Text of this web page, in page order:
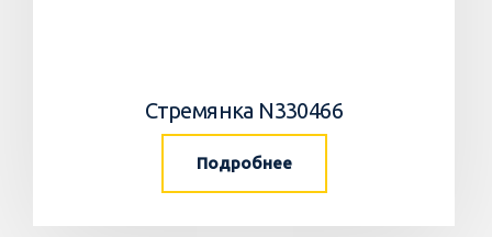
Стремянка N330466
Подробнее